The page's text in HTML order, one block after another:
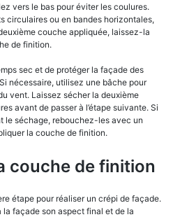
vers le bas pour éviter les coulures.
circulaires ou en bandes horizontales,
couche appliquée, laissez-la
de finition.
sec et de protéger la façade des
nécessaire, utilisez une bâche pour
vent. Laissez sécher la deuxième
avant de passer à l’étape suivante. Si
le séchage, rebouchez-les avec un
la couche de finition.
couche de finition
étape pour réaliser un crépi de façade.
façade son aspect final et de la